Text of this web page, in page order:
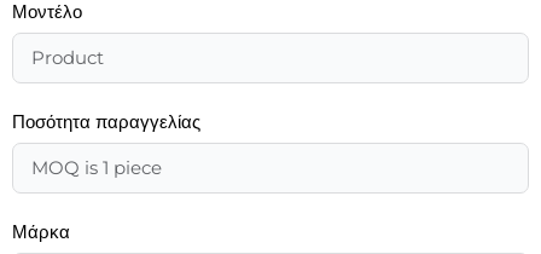
Μοντέλο
Ποσότητα παραγγελίας
Μάρκα